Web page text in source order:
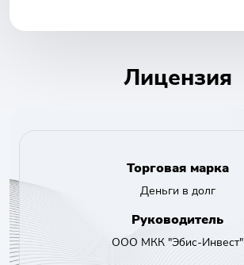
Лицензия
Торговая марка
Деньги в долг
Руководитель
ООО МКК "Эбис-Инвест"